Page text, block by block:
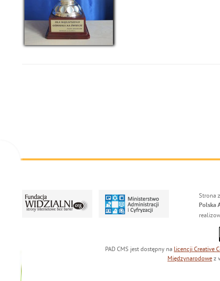
Strona
Polska
PAD CMS jest dostępny na licencji Creative
Międzynarodowe z